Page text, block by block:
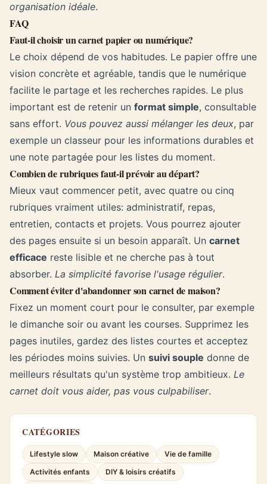
organisation idéale.
FAQ
Faut-il choisir un carnet papier ou numérique?
Le choix dépend de vos habitudes. Le papier offre une
vision concrète et agréable, tandis que le numérique
facilite le partage et les recherches rapides. Le plus
important est de retenir un format simple, consultable
sans effort. Vous pouvez aussi mélanger les deux, par
exemple un classeur pour les informations durables et
une note partagée pour les listes du moment.
Combien de rubriques faut-il prévoir au départ?
Mieux vaut commencer petit, avec quatre ou cinq
rubriques vraiment utiles: administratif, repas,
entretien, contacts et projets. Vous pourrez ajouter
des pages ensuite si un besoin apparaît. Un carnet
efficace reste lisible et ne cherche pas à tout
absorber. La simplicité favorise l'usage régulier.
Comment éviter d'abandonner son carnet de maison?
Fixez un moment court pour le consulter, par exemple
le dimanche soir ou avant les courses. Supprimez les
pages inutiles, gardez des listes courtes et acceptez
les périodes moins suivies. Un suivi souple donne de
meilleurs résultats qu'un système trop ambitieux. Le
carnet doit vous aider, pas vous culpabiliser.
CATÉGORIES
Lifestyle slow Maison créative
Vie de famille
Activités enfants
DIY & loisirs créatifs